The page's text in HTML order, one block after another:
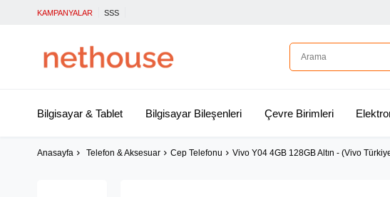
KAMPANYALAR SSS
Bilgisayar & Tablet Bilgisayar Bileşenleri Çevre Birimleri
Anasayfa Telefon & Aksesuar Cep Telefonu Vivo Y04 4GB 128GB Altın - (Vivo